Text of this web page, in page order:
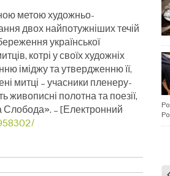
метою художньо-
двох найпотужніших течій
української
котрі у своїх художніх
іміджу та утвердженню її,
митці – учасники пленеру-
полотна та поезії,
Слобода». – [Електронний